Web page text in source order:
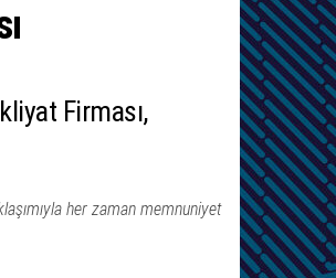
Firması,
her zaman memnuniyet